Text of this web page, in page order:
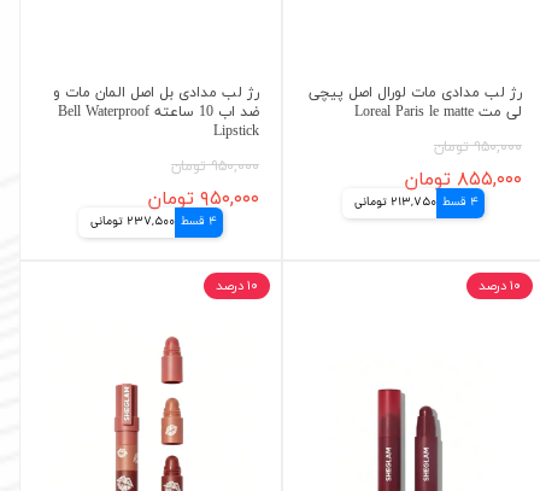
رژ لب مدادی مات لورال اصل پیچی
لی مت Loreal Paris le matte
۹۵۰,۰۰۰ تومان
۸۵۵,۰۰۰ تومان
4 قسط 213,750 تومانی
رژ لب مدادی بل اصل المان مات و
ضد اب 10 ساعته Bell Waterproof
Lipstick
۹۵۰,۰۰۰ تومان
۹۵۰,۰۰۰ تومان
4 قسط 237,500 تومانی
۱۰ درصد ۱۰ درصد